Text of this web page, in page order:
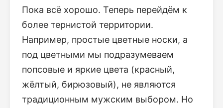
Пока всё хорошо. Теперь перейдём к
более тернистой территории.
Например, простые цветные носки, а
под цветными мы подразумеваем
попсовые и яркие цвета (красный,
жёлтый, бирюзовый), не являются
традиционным мужским выбором. Но